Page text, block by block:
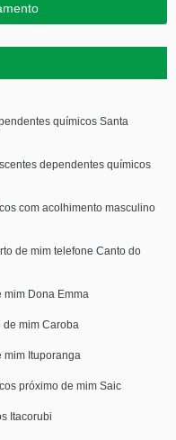
químicos Santa
dependentes químicos
com acolhimento masculino
de mim telefone Canto do
mim Dona Emma
de mim Caroba
mim Ituporanga
próximo de mim Saic
Itacorubi